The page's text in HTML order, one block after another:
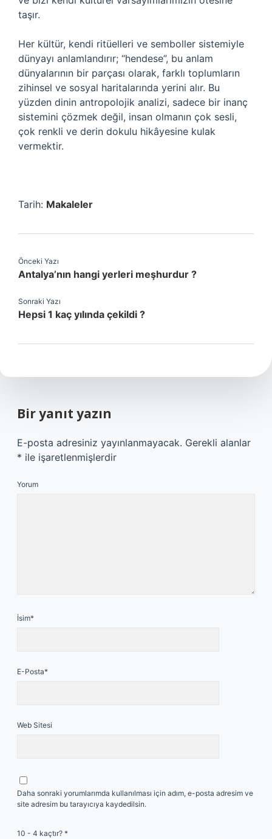
taşır.
Her kültür, kendi ritüelleri ve semboller sistemiyle
dünyayı anlamlandırır; “hendese”, bu anlam
dünyalarının bir parçası olarak, farklı toplumların
zihinsel ve sosyal haritalarında yerini alır. Bu
yüzden dinin antropolojik analizi, sadece bir inanç
sistemini çözmek değil, insan olmanın çok sesli,
çok renkli ve derin dokulu hikâyesine kulak
vermektir.
Tarih: Makaleler
Önceki Yazı
Antalya’nın hangi yerleri meşhurdur ?
Sonraki Yazı
Hepsi 1 kaç yılında çekildi ?
Bir yanıt yazın
E-posta adresiniz yayınlanmayacak. Gerekli alanlar
* ile işaretlenmişlerdir
Yorum
İsim*
E-Posta*
Web Sitesi
Daha sonraki yorumlarımda kullanılması için adım, e-posta adresim ve
site adresim bu tarayıcıya kaydedilsin.
10 - 4 kaçtır? *